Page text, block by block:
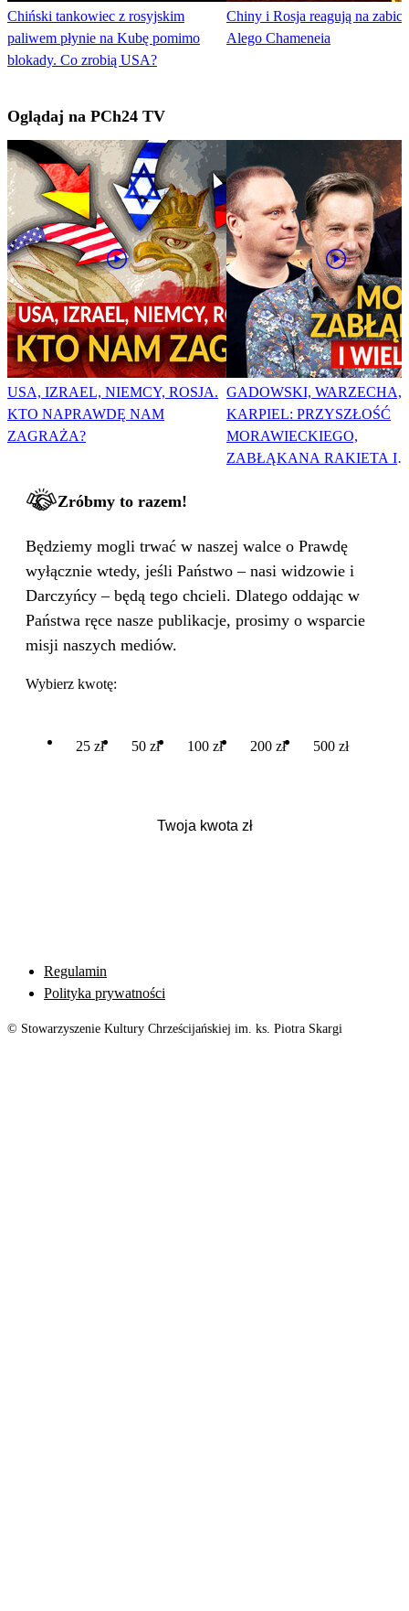
Chiński tankowiec z rosyjskim
paliwem płynie na Kubę pomimo
blokady. Co zrobią USA?
Chiny i Rosja reagują na
Alego Chameneia
Oglądaj na PCh24 TV
USA, IZRAEL, NIEMCY, ROSJA.
KTO NAPRAWDĘ NAM
ZAGRAŻA?
GADOWSKI, WARZECHA,
KARPIEL: PRZYSZŁOŚĆ
MORAWIECKIEGO,
ZABŁĄKANA RAKIETA I
Zróbmy to razem!
Będziemy mogli trwać w naszej walce o Prawdę
wyłącznie wtedy, jeśli Państwo – nasi widzowie i
Darczyńcy – będą tego chcieli. Dlatego oddając w
Państwa ręce nasze publikacje, prosimy o wsparcie
misji naszych mediów.
Wybierz kwotę:
25 zł 50 zł 100 zł 200 zł 500 zł
Regulamin
Polityka prywatności
© Stowarzyszenie Kultury Chrześcijańskiej im. ks. Piotra Skargi